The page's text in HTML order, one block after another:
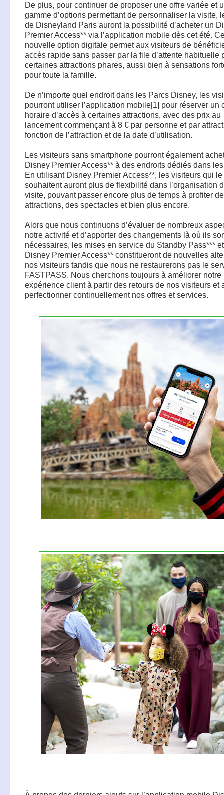
De plus, pour continuer de proposer une offre variée et
gamme d’options permettant de personnaliser la visite,
de Disneyland Paris auront la possibilité d’acheter un
Premier Access** via l’application mobile dès cet été.
nouvelle option digitale permet aux visiteurs de
accès rapide sans passer par la file d’attente habituelle
certaines attractions phares, aussi bien à sensations
pour toute la famille.
De n’importe quel endroit dans les Parcs Disney, les
pourront utiliser l’application mobile[1] pour réserver un
horaire d’accès à certaines attractions, avec des prix au
lancement commençant à 8 € par personne et par
fonction de l’attraction et de la date d’utilisation.
Les visiteurs sans smartphone pourront également
Disney Premier Access** à des endroits dédiés dans
En utilisant Disney Premier Access**, les visiteurs qui le
souhaitent auront plus de flexibilité dans l’organisation
visite, pouvant passer encore plus de temps à profiter
attractions, des spectacles et bien plus encore.
Alors que nous continuons d’évaluer de nombreux
notre activité et d’apporter des changements là où ils
nécessaires, les mises en service du Standby Pass***
Disney Premier Access** constitueront de nouvelles
nos visiteurs tandis que nous ne restaurerons pas le
FASTPASS. Nous cherchons toujours à améliorer notre
expérience client à partir des retours de nos visiteurs et
perfectionner continuellement nos offres et services.